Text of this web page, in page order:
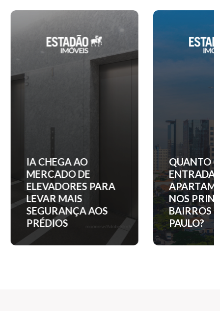
IA CHEGA AO
MERCADO DE
ELEVADORES PARA
LEVAR MAIS
SEGURANÇA AOS
PRÉDIOS
QUANTO
ENTRADA
NOS
BAIRROS
PAULO?